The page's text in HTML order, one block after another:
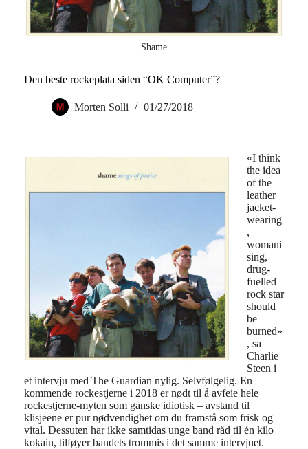
Shame
Den beste rockeplata siden “OK Computer”?
Morten Solli 01/27/2018
«I think
the idea
of the
leather
jacket-
wearing
,
womani
sing,
drug-
fuelled
rock star
should
be
burned»
, sa
Charlie
Steen i
et intervju med The Guardian nylig. Selvfølgelig. En
kommende rockestjerne i 2018 er nødt til å avfeie hele
rockestjerne-myten som ganske idiotisk – avstand til
klisjeene er pur nødvendighet om du framstå som frisk og
vital. Dessuten har ikke samtidas unge band råd til én kilo
kokain, tilføyer bandets trommis i det samme intervjuet.